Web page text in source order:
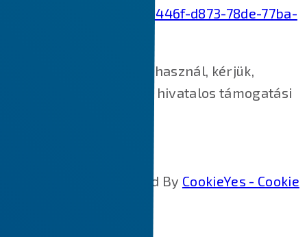
internet-explorer-bca9446f-d873-78de-77ba-
Ha más webböngészőt használ, kérjük,
keresse fel böngészője hivatalos támogatási
Cookie Policy Generated By CookieYes - Cookie